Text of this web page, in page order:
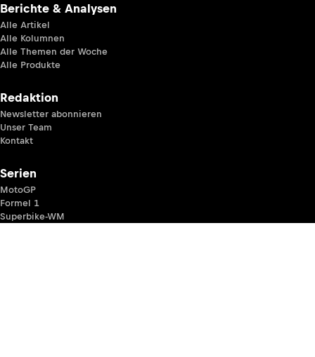
Berichte & Analysen
Alle Artikel
Alle Kolumnen
Alle Themen der Woche
Alle Produkte
Redaktion
Newsletter abonnieren
Unser Team
Kontakt
Serien
MotoGP
Formel 1
Superbike-WM